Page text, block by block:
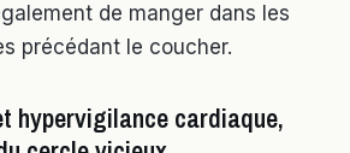
de manger dans les
précédant le coucher.
hypervigilance cardiaque,